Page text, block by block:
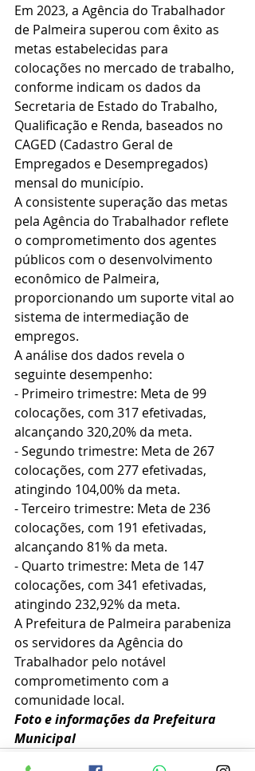
Em 2023, a Agência do Trabalhador
de Palmeira superou com êxito as
metas estabelecidas para
colocações no mercado de trabalho,
conforme indicam os dados da
Secretaria de Estado do Trabalho,
Qualificação e Renda, baseados no
CAGED (Cadastro Geral de
Empregados e Desempregados)
mensal do município.
A consistente superação das metas
pela Agência do Trabalhador reflete
o comprometimento dos agentes
públicos com o desenvolvimento
econômico de Palmeira,
proporcionando um suporte vital ao
sistema de intermediação de
empregos.
A análise dos dados revela o
seguinte desempenho:
- Primeiro trimestre: Meta de 99
colocações, com 317 efetivadas,
alcançando 320,20% da meta.
- Segundo trimestre: Meta de 267
colocações, com 277 efetivadas,
atingindo 104,00% da meta.
- Terceiro trimestre: Meta de 236
colocações, com 191 efetivadas,
alcançando 81% da meta.
- Quarto trimestre: Meta de 147
colocações, com 341 efetivadas,
atingindo 232,92% da meta.
A Prefeitura de Palmeira parabeniza
os servidores da Agência do
Trabalhador pelo notável
comprometimento com a
comunidade local.
Foto e informações da Prefeitura
Municipal